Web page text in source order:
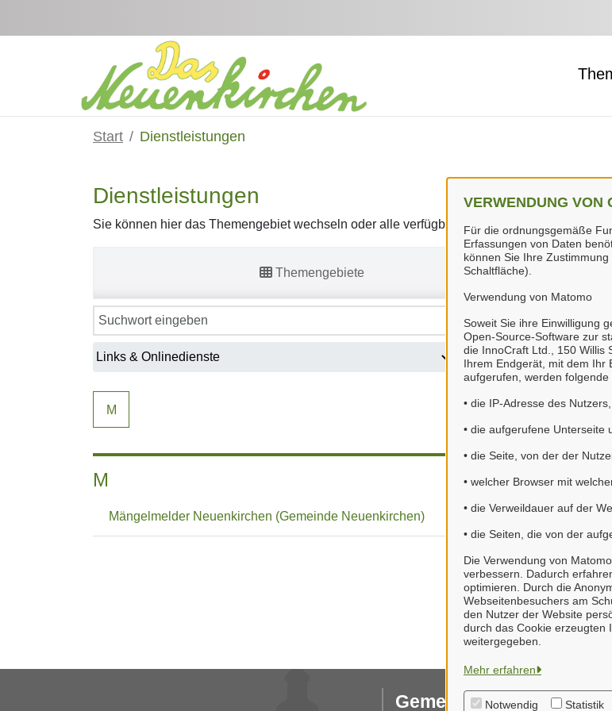
VERWENDUNG VON
Für die ordnungsgemäße
Erfassungen von Daten
können Sie Ihre
Schaltfläche).
Verwendung von Matomo
Soweit Sie ihre Einwilligung
Open-Source-Software zur
die InnoCraft Ltd., 150 Willis
Ihrem Endgerät, mit dem Ihr
aufgerufen, werden
• die IP-Adresse des
• die aufgerufene Unterseite
• die Seite, von der der
• welcher Browser mit
• die Verweildauer auf der
• die Seiten, die von der
Die Verwendung von
verbessern. Dadurch
optimieren. Durch die
Webseitenbesuchers am
den Nutzer der Website
durch das Cookie erzeugten
weitergegeben.
Mehr erfahren
Notwendig Statistik
Start Dienstleistungen
Dienstleistungen
Sie können hier das Themengebiet wechseln oder alle verfügbaren Leistungen anzeigen
Themengebiete
?
M
M
Mängelmelder Neuenkirchen (Gemeinde Neuenkirchen)
Gemeinde Neuenkirchen